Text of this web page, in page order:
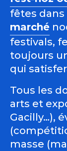
fêtes dans
marché
festivals,
toujours
qui
Tous les
arts et
Gacilly…),
masse